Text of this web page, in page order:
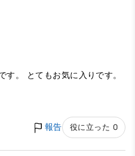
。 とてもお気に入りです。
報告 役に立った 0